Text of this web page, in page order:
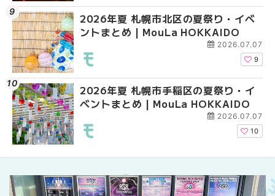
2026年夏 札幌市北区の夏祭り・イベ
ントまとめ | MouLa HOKKAIDO
2026.07.07
9
2026年夏 札幌市手稲区の夏祭り・イ
ベントまとめ | MouLa HOKKAIDO
2026.07.07
10
2026年夏 札幌市中央
ベントまとめ |
2026年夏 恵庭市・千
イベントまとめ |
【新千歳空港】新カー
業。「SUPER
ーパーラウンジアネッ
介！！ | MouLa
2026年夏 札幌市豊平
ベントまとめ |